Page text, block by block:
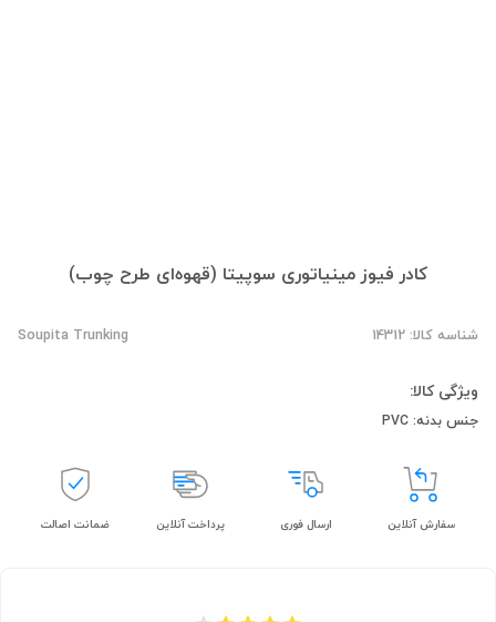
کادر فیوز مینیاتوری سوپیتا (قهوه‌ای طرح چوب)
شناسه کالا: 14312 Soupita Trunking
ویژگی کالا:
جنس بدنه: PVC
سفارش آنلاین ارسال فوری پرداخت آنلاین ضمانت اصالت